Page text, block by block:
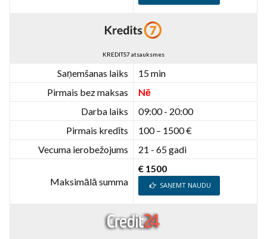
KREDITS7 atsauksmes
Saņemšanas laiks
15 min
Pirmais bez maksas
Nē
Darba laiks
09:00 - 20:00
Pirmais kredīts
100 – 1500 €
Vecuma ierobežojums
21 - 65 gadi
Maksimālā summa
€ 1500
SAŅEMT NAUDU